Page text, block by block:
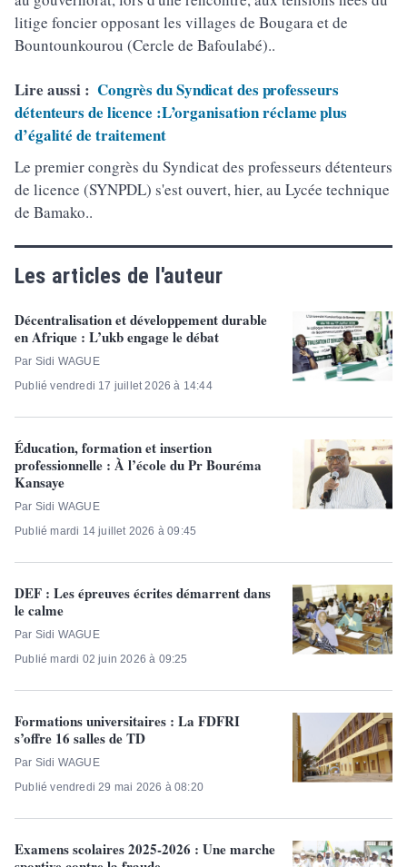
litige foncier opposant les villages de Bougara et de
Bountounkourou (Cercle de Bafoulabé)..
Lire aussi : Congrès du Syndicat des professeurs
détenteurs de licence :L’organisation réclame plus
d’égalité de traitement
Le premier congrès du Syndicat des professeurs détenteurs
de licence (SYNPDL) s'est ouvert, hier, au Lycée technique
de Bamako..
Les articles de l'auteur
Décentralisation et développement durable
en Afrique : L’ukb engage le débat
Par Sidi WAGUE
Publié vendredi 17 juillet 2026 à 14:44
Éducation, formation et insertion
professionnelle : À l’école du Pr Bouréma
Kansaye
Par Sidi WAGUE
Publié mardi 14 juillet 2026 à 09:45
DEF : Les épreuves écrites démarrent dans
le calme
Par Sidi WAGUE
Publié mardi 02 juin 2026 à 09:25
Formations universitaires : La FDFRI
s’offre 16 salles de TD
Par Sidi WAGUE
Publié vendredi 29 mai 2026 à 08:20
Examens scolaires 2025-2026 : Une marche